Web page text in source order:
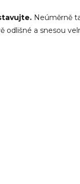
Neúměrně
odlišné a snesou